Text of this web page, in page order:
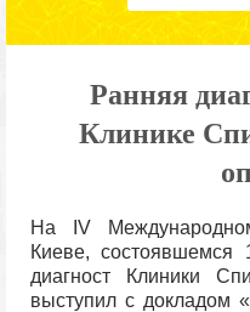
Ранняя
Клинике
На IV
Киеве, состоявшемся
диагност Клиники
выступил с докладом